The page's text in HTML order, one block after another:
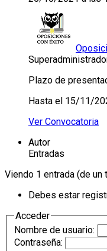
Plazo de
Hasta el 15/11/
Ver Convocatoria
Autor
Entradas
Viendo 1 entrada (de un
Debes estar
Acceder
Nombre de usuario:
Contraseña: